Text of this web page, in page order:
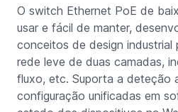
O switch Ethernet PoE de
usar e fácil de manter,
conceitos de design
rede leve de duas camadas,
fluxo, etc. Suporta a deteção
configuração unificadas em